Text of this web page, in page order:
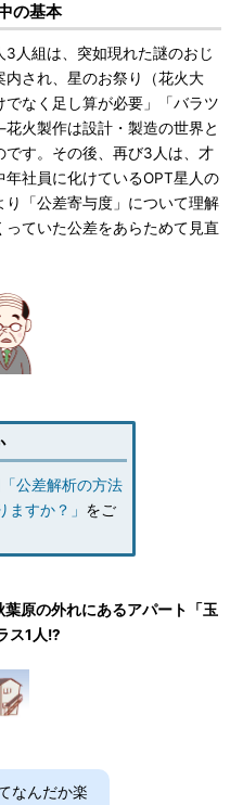
の基本
人組は、突如現れた謎のおじ
され、星のお祭り（花火大
なく足し算が必要」「バラツ
火製作は設計・製造の世界と
す。その後、再び3人は、才
社員に化けているOPT星人の
「公差寄与度」について理解
ていた公差をあらためて見直
公差解析の方法
ますか？」 をご
原の外れにあるアパート「玉
ス1人!?
なんだか楽